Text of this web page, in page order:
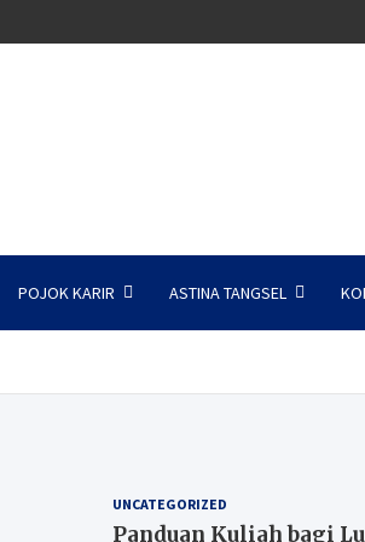
POJOK KARIR ASTINA TANGSEL
UNCATEGORIZED
Panduan Kuliah bagi